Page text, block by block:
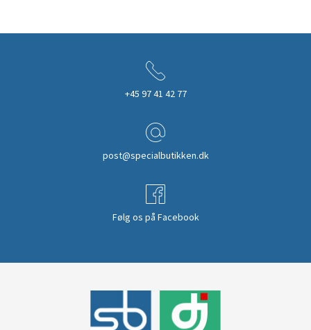
+45 97 41 42 77
post@specialbutikken.dk
Følg os på Facebook